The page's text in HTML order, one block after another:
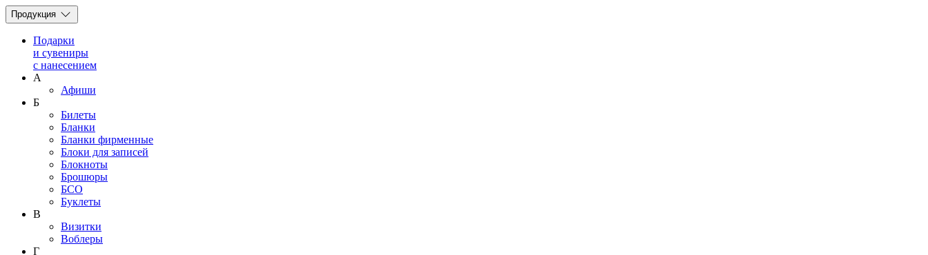
Продукция
Подарки
и сувениры
с нанесением
А
Афиши
Б
Билеты
Бланки
Бланки фирменные
Блоки для записей
Блокноты
Брошюры
БСО
Буклеты
В
Визитки
Воблеры
Г